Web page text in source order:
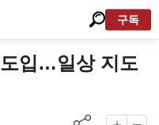
구독
입…일상 지도